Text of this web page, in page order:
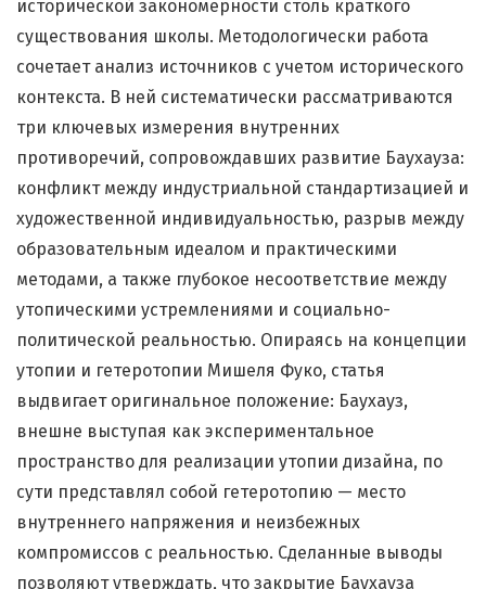
исторической закономерности столь краткого
существования школы. Методологически работа
сочетает анализ источников с учетом исторического
контекста. В ней систематически рассматриваются
три ключевых измерения внутренних
противоречий, сопровождавших развитие Баухауза:
конфликт между индустриальной стандартизацией и
художественной индивидуальностью, разрыв между
образовательным идеалом и практическими
методами, а также глубокое несоответствие между
утопическими устремлениями и социально-
политической реальностью. Опираясь на концепции
утопии и гетеротопии Мишеля Фуко, статья
выдвигает оригинальное положение: Баухауз,
внешне выступая как экспериментальное
пространство для реализации утопии дизайна, по
сути представлял собой гетеротопию — место
внутреннего напряжения и неизбежных
компромиссов с реальностью. Сделанные выводы
позволяют утверждать, что закрытие Баухауза